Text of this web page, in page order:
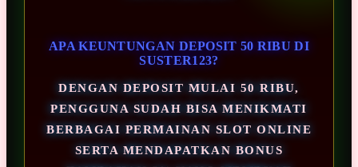
APA KEUNTUNGAN DEPOSIT 50 RIBU DI
SUSTER123?
DENGAN DEPOSIT MULAI 50 RIBU,
PENGGUNA SUDAH BISA MENIKMATI
BERBAGAI PERMAINAN SLOT ONLINE
SERTA MENDAPATKAN BONUS